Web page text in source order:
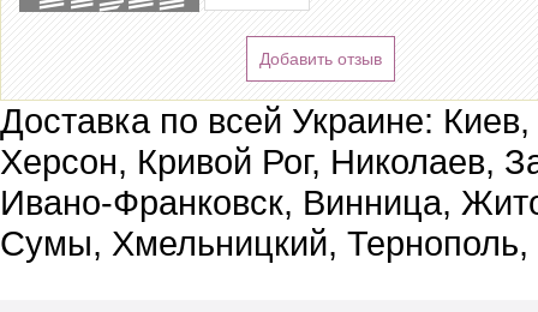
Добавить отзыв
Доставка по всей Украине:
Херсон, Кривой Рог, Николаев,
Ивано-Франковск, Винница,
Сумы, Хмельницкий, Тернополь,